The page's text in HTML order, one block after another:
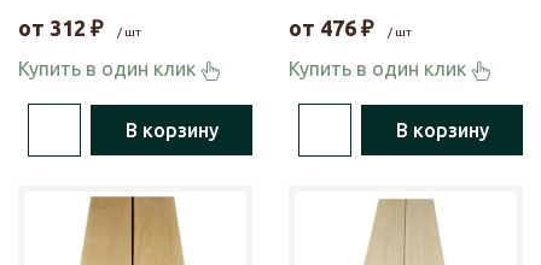
от 312 ₽ / шт
Купить в один клик
В корзину
от 476 ₽ / шт
Купить в один клик
В корзину